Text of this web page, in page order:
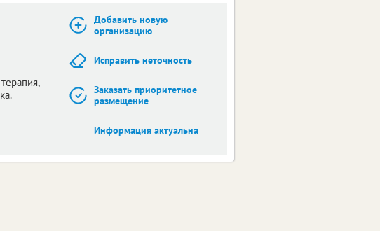
Добавить новую
организацию
Исправить неточность
Заказать приоритетное
размещение
Информация актуальна